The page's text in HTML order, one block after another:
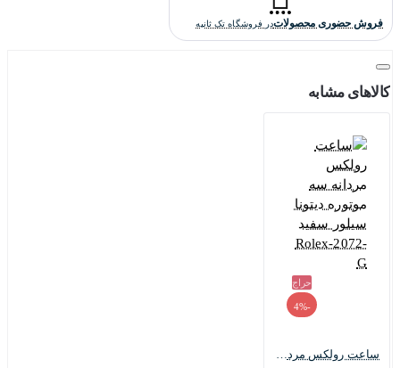
فروش حضوری محصولاتدر فروشگاه تک ثانیه
کالاهای مشابه
حراج
-4%
ساعت رولکس مردانه سه موتوره دیتونا سیلور سفید Rolex-2072-G